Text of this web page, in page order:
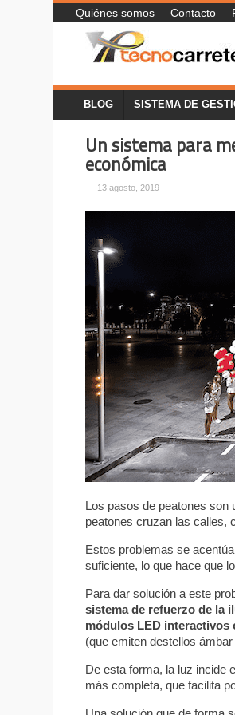
Quiénes somos Contacto
BLOG SISTEMA DE
Un sistema para
económica
13 agosto, 2019
Los pasos de peatones son
peatones cruzan las calles,
Estos problemas se
suficiente, lo que hace que
Para dar solución a este
sistema de refuerzo de la
módulos LED interactivos
(que emiten destellos
De esta forma, la luz incide
más completa, que facilita